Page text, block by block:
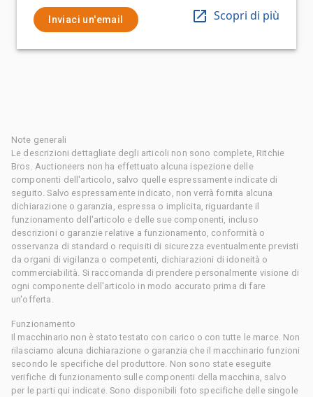
Inviaci un'email Scopri di più
Note generali
Le descrizioni dettagliate degli articoli non sono complete, Ritchie
Bros. Auctioneers non ha effettuato alcuna ispezione delle
componenti dell'articolo, salvo quelle espressamente indicate di
seguito. Salvo espressamente indicato, non verrà fornita alcuna
dichiarazione o garanzia, espressa o implicita, riguardante il
funzionamento dell'articolo e delle sue componenti, incluso
descrizioni o garanzie relative a funzionamento, conformità o
osservanza di standard o requisiti di sicurezza eventualmente previsti
da organi di vigilanza o competenti, dichiarazioni di idoneità o
commerciabilità. Si raccomanda di prendere personalmente visione di
ogni componente dell'articolo in modo accurato prima di fare
un'offerta.
Funzionamento
Il macchinario non è stato testato con carico o con tutte le marce. Non
rilasciamo alcuna dichiarazione o garanzia che il macchinario funzioni
secondo le specifiche del produttore. Non sono state eseguite
verifiche di funzionamento sulle componenti della macchina, salvo
per le parti qui indicate. Sono disponibili foto specifiche delle singole